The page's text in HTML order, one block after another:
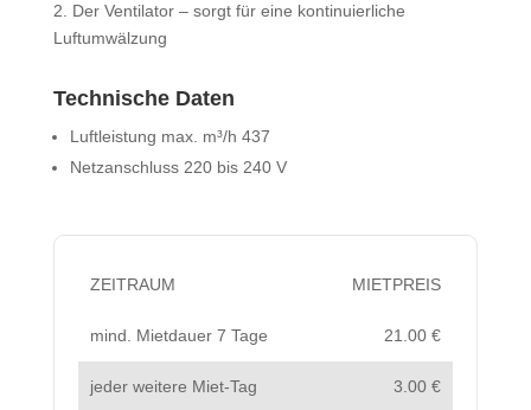
2. Der Ventilator – sorgt für eine kontinuierliche
Luftumwälzung
Technische Daten
Luftleistung max. m³/h 437
Netzanschluss 220 bis 240 V
ZEITRAUM MIETPREIS
mind. Mietdauer 7 Tage 21.00 €
jeder weitere Miet-Tag 3.00 €